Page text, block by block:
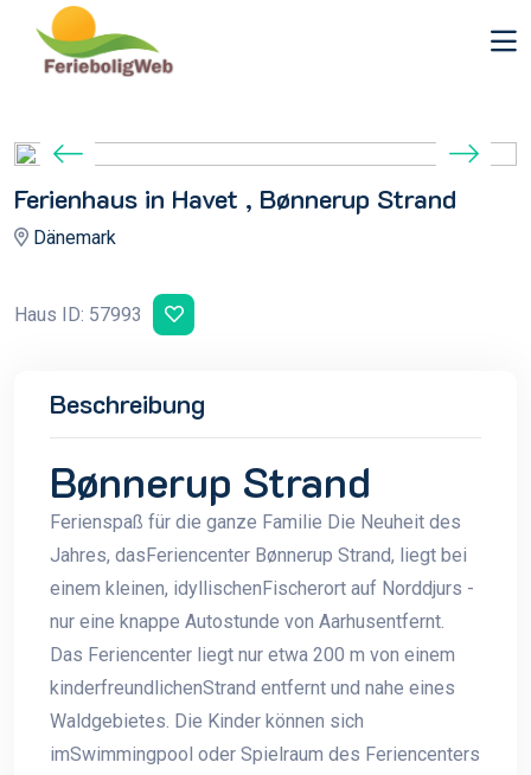
Ferienhaus in Havet , Bønnerup Strand
Dänemark
Haus ID: 57993
Beschreibung
Bønnerup Strand
Ferienspaß für die ganze Familie Die Neuheit des
Jahres, dasFeriencenter Bønnerup Strand, liegt bei
einem kleinen, idyllischenFischerort auf Norddjurs -
nur eine knappe Autostunde von Aarhusentfernt.
Das Feriencenter liegt nur etwa 200 m von einem
kinderfreundlichenStrand entfernt und nahe eines
Waldgebietes. Die Kinder können sich
imSwimmingpool oder Spielraum des Feriencenters